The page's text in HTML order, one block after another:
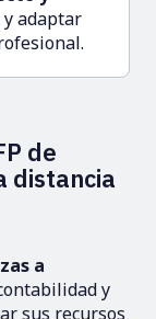
adaptar
de
distancia
a
y
sus recursos